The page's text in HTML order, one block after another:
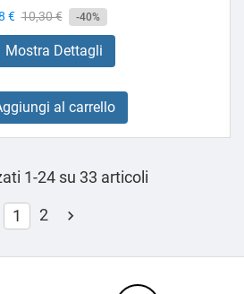
€ Prezzo
base
10,30 € -40%
Mostra Dettagli
al carrello
1-24 su 33 articoli
1 2 